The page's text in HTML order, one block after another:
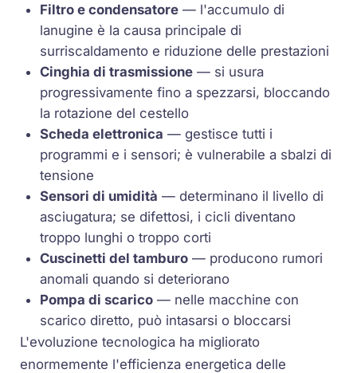
Filtro e condensatore — l'accumulo di
lanugine è la causa principale di
surriscaldamento e riduzione delle prestazioni
Cinghia di trasmissione — si usura
progressivamente fino a spezzarsi, bloccando
la rotazione del cestello
Scheda elettronica — gestisce tutti i
programmi e i sensori; è vulnerabile a sbalzi di
tensione
Sensori di umidità — determinano il livello di
asciugatura; se difettosi, i cicli diventano
troppo lunghi o troppo corti
Cuscinetti del tamburo — producono rumori
anomali quando si deteriorano
Pompa di scarico — nelle macchine con
scarico diretto, può intasarsi o bloccarsi
L'evoluzione tecnologica ha migliorato
enormemente l'efficienza energetica delle